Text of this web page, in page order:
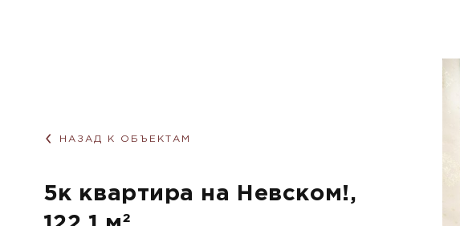
НАЗАД К ОБЪЕКТАМ
5к квартира на Невском!,